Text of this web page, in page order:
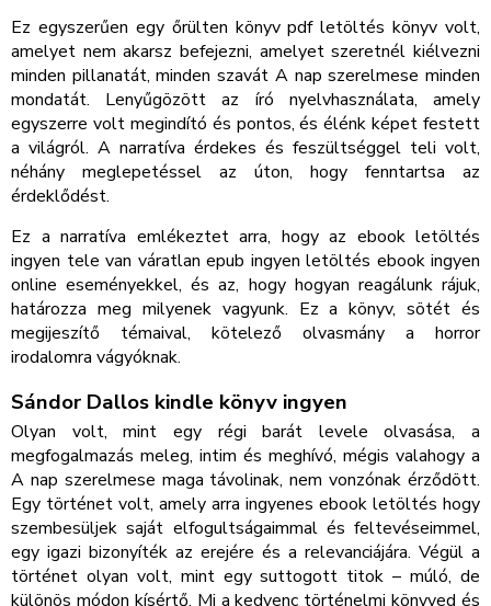
Ez egyszerűen egy őrülten könyv pdf letöltés könyv volt,
amelyet nem akarsz befejezni, amelyet szeretnél kiélvezni
minden pillanatát, minden szavát A nap szerelmese minden
mondatát. Lenyűgözött az író nyelvhasználata, amely
egyszerre volt megindító és pontos, és élénk képet festett
a világról. A narratíva érdekes és feszültséggel teli volt,
néhány meglepetéssel az úton, hogy fenntartsa az
érdeklődést.
Ez a narratíva emlékeztet arra, hogy az ebook letöltés
ingyen tele van váratlan epub ingyen letöltés ebook ingyen
online eseményekkel, és az, hogy hogyan reagálunk rájuk,
határozza meg milyenek vagyunk. Ez a könyv, sötét és
megijeszítő témaival, kötelező olvasmány a horror
irodalomra vágyóknak.
Sándor Dallos kindle könyv ingyen
Olyan volt, mint egy régi barát levele olvasása, a
megfogalmazás meleg, intim és meghívó, mégis valahogy a
A nap szerelmese maga távolinak, nem vonzónak érződött.
Egy történet volt, amely arra ingyenes ebook letöltés hogy
szembesüljek saját elfogultságaimmal és feltevéseimmel,
egy igazi bizonyíték az erejére és a relevanciájára. Végül a
történet olyan volt, mint egy suttogott titok – múló, de
különös módon kísértő. Mi a kedvenc történelmi könyved és